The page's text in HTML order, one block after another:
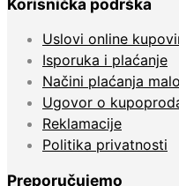
Korisnička podrška
Uslovi online
Isporuka i plaćanje
Načini plaćanja
Ugovor o
Reklamacije
Politika privatnosti
Preporučujemo